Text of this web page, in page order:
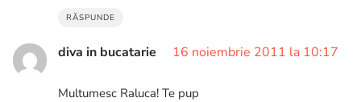
RĂSPUNDE
diva in bucatarie 16 noiembrie 2011 la 10:17
Multumesc Raluca! Te pup